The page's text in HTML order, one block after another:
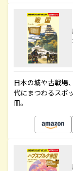
日本の城や古戦場
代にまつわるスポ
冊。